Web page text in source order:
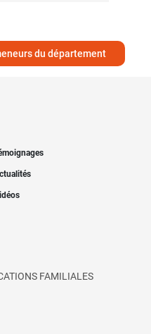
du département
FAMILIALES